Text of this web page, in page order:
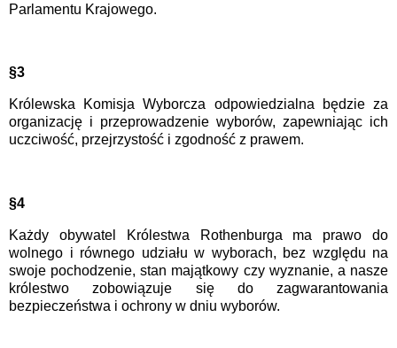
Parlamentu Krajowego.
§3
Królewska Komisja Wyborcza odpowiedzialna będzie za
organizację i przeprowadzenie wyborów, zapewniając ich
uczciwość, przejrzystość i zgodność z prawem.
§4
Każdy obywatel Królestwa Rothenburga ma prawo do
wolnego i równego udziału w wyborach, bez względu na
swoje pochodzenie, stan majątkowy czy wyznanie, a nasze
królestwo zobowiązuje się do zagwarantowania
bezpieczeństwa i ochrony w dniu wyborów.